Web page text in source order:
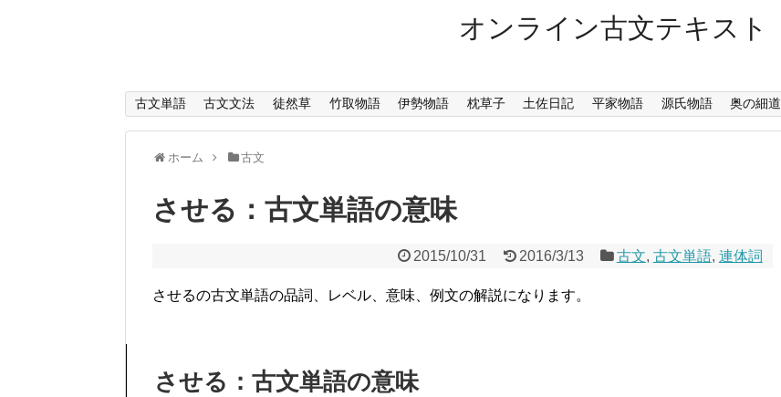
オンライン古文テキスト
古文単語 古文文法 徒然草 竹取物語 伊勢物語 枕草子 土佐日記 平家物語 源氏物語 奥の細道
ホーム 古文
させる：古文単語の意味
2015/10/31 2016/3/13 古文, 古文単語, 連体詞
させるの古文単語の品詞、レベル、意味、例文の解説になります。
させる：古文単語の意味